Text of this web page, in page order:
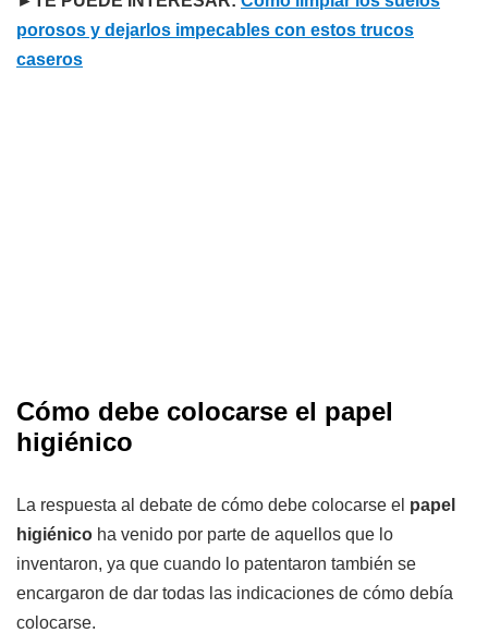
porosos y dejarlos impecables con estos trucos
caseros
Cómo debe colocarse el papel
higiénico
La respuesta al debate de cómo debe colocarse el papel
higiénico ha venido por parte de aquellos que lo
inventaron, ya que cuando lo patentaron también se
encargaron de dar todas las indicaciones de cómo debía
colocarse.